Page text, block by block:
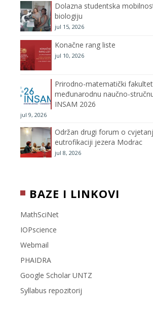
e
Dolazna studentska
biologiju
jul 15, 2026
Konačne rang liste
jul 10, 2026
Prirodno-matematički
međunarodnu naučno-
INSAM 2026
jul 9, 2026
Održan drugi forum o
eutrofikaciji jezera Modrac
jul 8, 2026
BAZE I LINKOVI
MathSciNet
IOPscience
Webmail
PHAIDRA
Google Scholar UNTZ
Syllabus repozitorij